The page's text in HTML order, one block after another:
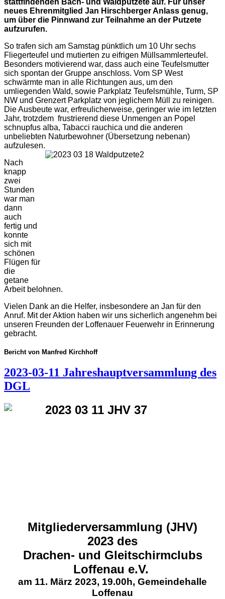
neues Ehrenmitglied Jan Hirschberger Anlass genug,
um über die Pinnwand zur Teilnahme an der Putzete
aufzurufen.
So trafen sich am Samstag pünktlich um 10 Uhr sechs
Fliegerteufel und mutierten zu eifrigen Müllsammlerteufel.
Besonders motivierend war, dass auch eine Teufelsmutter
sich spontan der Gruppe anschloss. Vom SP West
schwärmte man in alle Richtungen aus, um den
umliegenden Wald, sowie Parkplatz Teufelsmühle, Turm, SP
NW und Grenzert Parkplatz von jeglichem Müll zu reinigen.
Die Ausbeute war, erfreulicherweise, geringer wie im letzten
Jahr, trotzdem frustrierend diese Unmengen an Popel
schnupfus alba, Tabacci rauchica und die anderen
unbeliebten Naturbewohner (Übersetzung nebenan)
aufzulesen.
Nach
knapp
zwei
Stunden
war man
dann
auch
fertig und
konnte
sich mit
schönen
Flügen für
die
getane
Arbeit belohnen.
Vielen Dank an die Helfer, insbesondere an Jan für den
Anruf. Mit der Aktion haben wir uns sicherlich angenehm bei
unseren Freunden der Loffenauer Feuerwehr in Erinnerung
gebracht.
Bericht von Manfred Kirchhoff
2023-03-11 Jahreshauptversammlung des
DGL
Mitgliederversammlung (JHV)
2023 des
Drachen- und Gleitschirmclubs
Loffenau e.V.
am 11. März 2023, 19.00h, Gemeindehalle
Loffenau